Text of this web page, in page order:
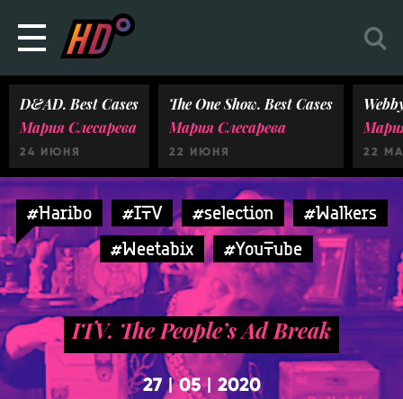
D&AD. Best Cases
Мария Слесарева
24 ИЮНЯ
The One Show. Best Cases
Мария Слесарева
22 ИЮНЯ 22
#Haribo #ITV #selection
#Walkers
#Weetabix
#YouTube
ITV. The People’s Ad Break
27 |05| 2020